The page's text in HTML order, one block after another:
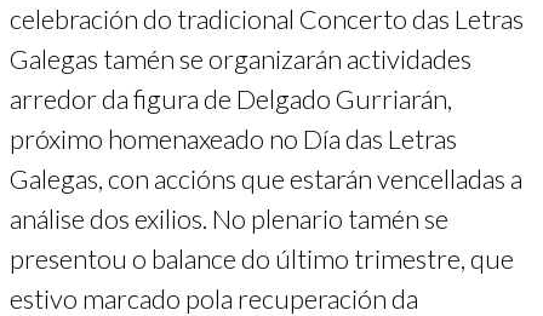
celebración do tradicional Concerto das Letras
Galegas tamén se organizarán actividades
arredor da figura de Delgado Gurriarán,
próximo homenaxeado no Día das Letras
Galegas, con accións que estarán vencelladas a
análise dos exilios. No plenario tamén se
presentou o balance do último trimestre, que
estivo marcado pola recuperación da